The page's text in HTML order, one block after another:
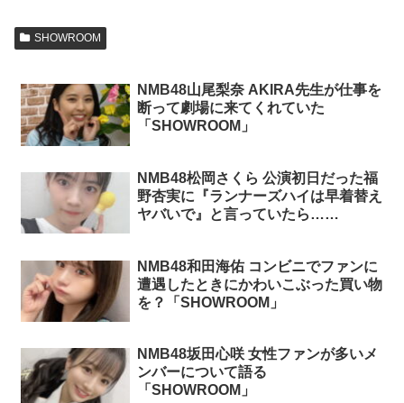
SHOWROOM
NMB48山尾梨奈 AKIRA先生が仕事を
断って劇場に来てくれていた
「SHOWROOM」
NMB48松岡さくら 公演初日だった福
野杏実に『ランナーズハイは早着替え
ヤバいで』と言っていたら…
NMB48和田海佑 コンビニでファンに
遭遇したときにかわいこぶった買い物
を？「SHOWROOM」
NMB48坂田心咲 女性ファンが多いメ
ンバーについて語る
「SHOWROOM」